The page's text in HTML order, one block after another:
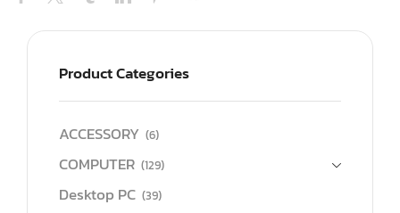
Product Categories
ACCESSORY (6)
COMPUTER (129)
Desktop PC (39)